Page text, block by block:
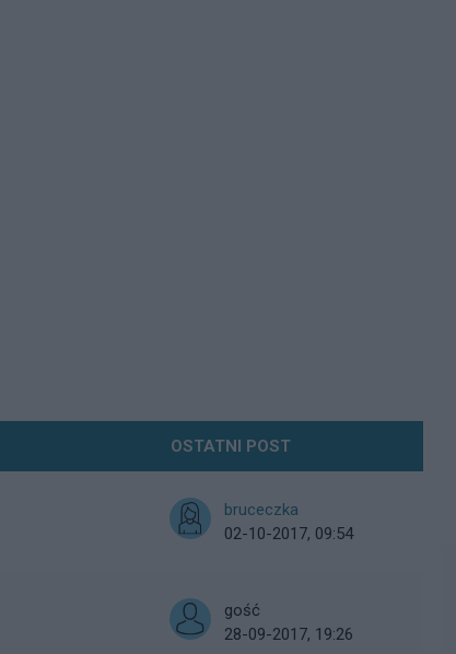
OSTATNI POST
bruceczka
02-10-2017, 09:54
gość
28-09-2017, 19:26